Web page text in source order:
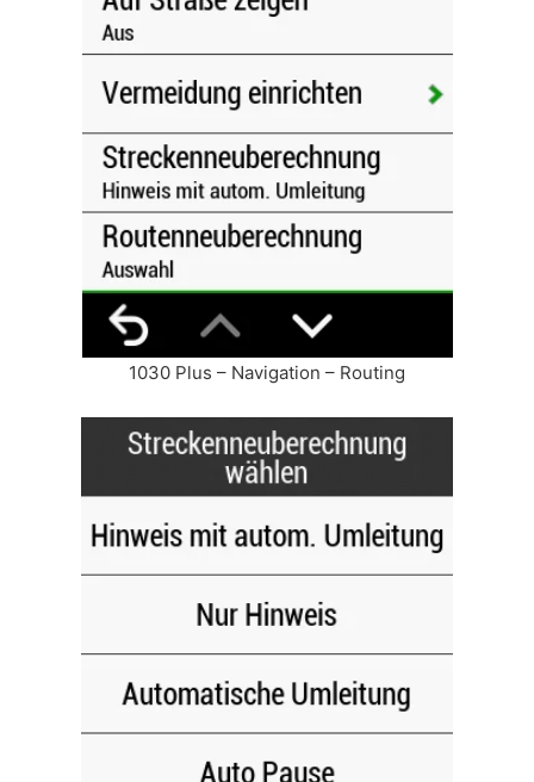
1030 Plus – Navigation – Routing